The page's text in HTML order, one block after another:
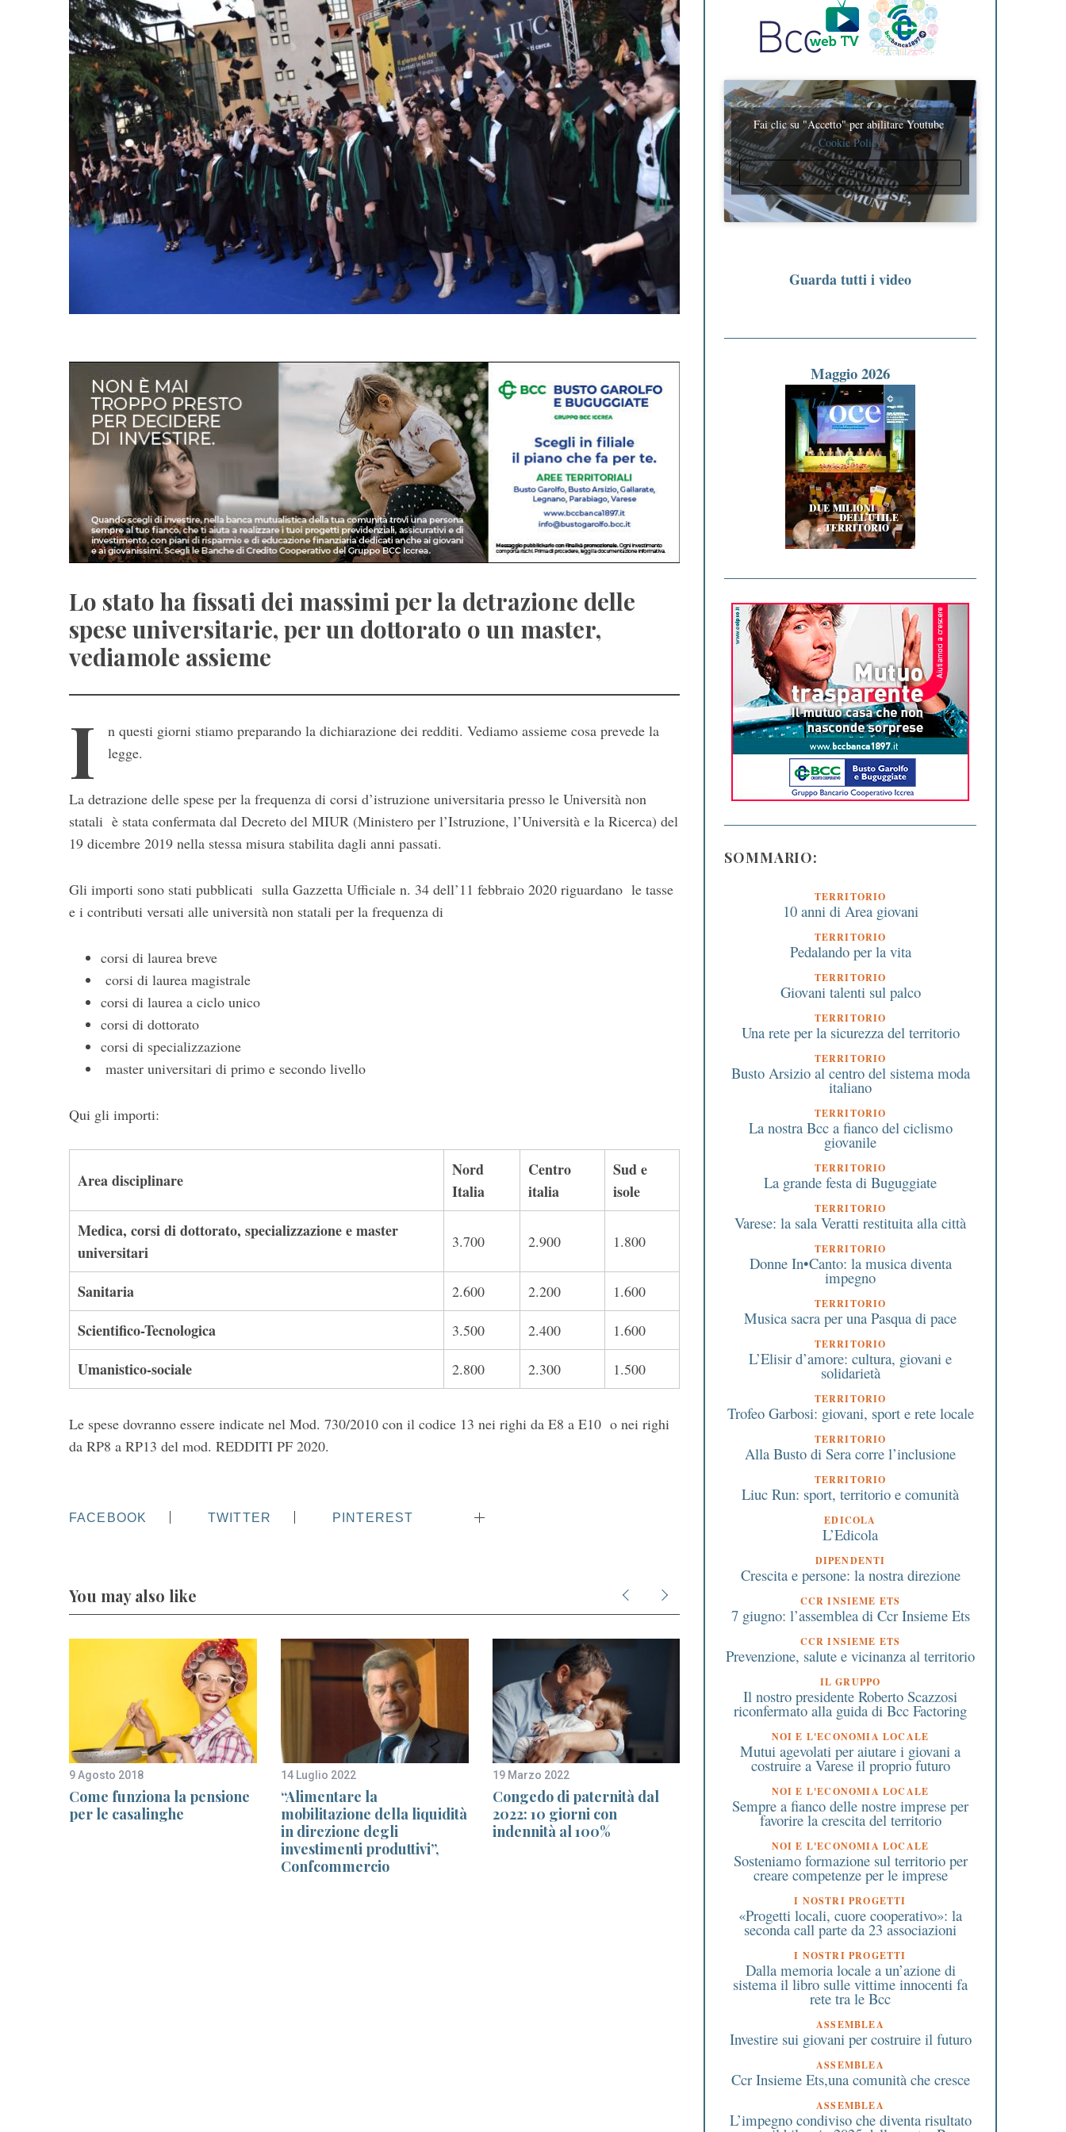
Lo stato ha fissati dei massimi per la detrazione delle
spese universitarie, per un dottorato o un master,
vediamole assieme
I
n questi giorni stiamo preparando la dichiarazione dei redditi. Vediamo assieme cosa prevede la
legge.
La detrazione delle spese per la frequenza di corsi d’istruzione universitaria presso le Università non
statali è stata confermata dal Decreto del MIUR (Ministero per l’Istruzione, l’Università e la Ricerca) del
19 dicembre 2019 nella stessa misura stabilita dagli anni passati.
Gli importi sono stati pubblicati sulla Gazzetta Ufficiale n. 34 dell’11 febbraio 2020 riguardano le tasse
e i contributi versati alle università non statali per la frequenza di
corsi di laurea breve
corsi di laurea magistrale
corsi di laurea a ciclo unico
corsi di dottorato
corsi di specializzazione
master universitari di primo e secondo livello
Qui gli importi:
Area disciplinare
Nord
Italia
Centro
italia
Sud e
isole
Medica, corsi di dottorato, specializzazione e master
universitari
3.700 2.900 1.800
Sanitaria 2.600 2.200 1.600
Scientifico-Tecnologica 3.500 2.400 1.600
Umanistico-sociale 2.800 2.300 1.500
Le spese dovranno essere indicate nel Mod. 730/2010 con il codice 13 nei righi da E8 a E10 o nei righi
da RP8 a RP13 del mod. REDDITI PF 2020.
FACEBOOK TWITTER PINTEREST
You may also like
9 Agosto 2018
Come funziona la pensione
per le casalinghe
14 Luglio 2022
“Alimentare la
mobilitazione della liquidità
in direzione degli
investimenti produttivi”,
Confcommercio
19 Marzo 2022
Congedo di paternità dal
2022: 10 giorni con
indennità al 100%
29 Marzo 2026
L’Italia dei piccoli comuni
che resiste con le Bcc che
restano sul territorio
24 Maggio 2021
Tamponi rapidi in
farmacia: detraibili
tasse e senza Iva
Fai clic su "Accetto" per abilitare Youtube
Cookie Policy
ACCETTO
Guarda tutti i video
Maggio 2026
SOMMARIO:
TERRITORIO
10 anni di Area giovani
TERRITORIO
Pedalando per la vita
TERRITORIO
Giovani talenti sul palco
TERRITORIO
Una rete per la sicurezza del territorio
TERRITORIO
Busto Arsizio al centro del sistema moda
italiano
TERRITORIO
La nostra Bcc a fianco del ciclismo
giovanile
TERRITORIO
La grande festa di Buguggiate
TERRITORIO
Varese: la sala Veratti restituita alla città
TERRITORIO
Donne In•Canto: la musica diventa
impegno
TERRITORIO
Musica sacra per una Pasqua di pace
TERRITORIO
L’Elisir d’amore: cultura, giovani e
solidarietà
TERRITORIO
Trofeo Garbosi: giovani, sport e rete locale
TERRITORIO
Alla Busto di Sera corre l’inclusione
TERRITORIO
Liuc Run: sport, territorio e comunità
EDICOLA
L’Edicola
DIPENDENTI
Crescita e persone: la nostra direzione
CCR INSIEME ETS
7 giugno: l’assemblea di Ccr Insieme Ets
CCR INSIEME ETS
Prevenzione, salute e vicinanza al territorio
IL GRUPPO
Il nostro presidente Roberto Scazzosi
riconfermato alla guida di Bcc Factoring
NOI E L'ECONOMIA LOCALE
Mutui agevolati per aiutare i giovani a
costruire a Varese il proprio futuro
NOI E L'ECONOMIA LOCALE
Sempre a fianco delle nostre imprese per
favorire la crescita del territorio
NOI E L'ECONOMIA LOCALE
Sosteniamo formazione sul territorio per
creare competenze per le imprese
I NOSTRI PROGETTI
«Progetti locali, cuore cooperativo»: la
seconda call parte da 23 associazioni
I NOSTRI PROGETTI
Dalla memoria locale a un’azione di
sistema il libro sulle vittime innocenti fa
rete tra le Bcc
ASSEMBLEA
Investire sui giovani per costruire il futuro
ASSEMBLEA
Ccr Insieme Ets,una comunità che cresce
ASSEMBLEA
L’impegno condiviso che diventa risultato
e
r
h
r
: